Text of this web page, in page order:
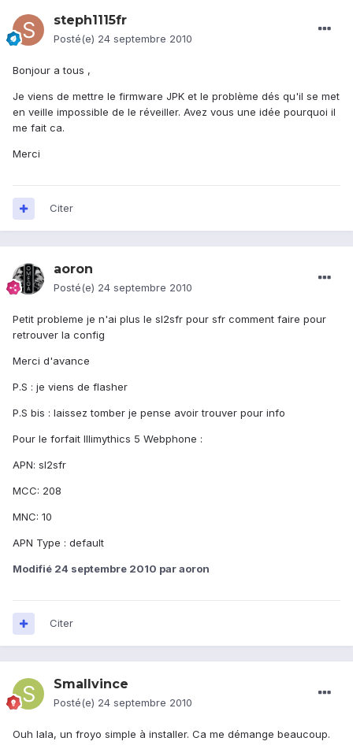
steph1115fr
Posté(e) 24 septembre 2010
Bonjour a tous ,
Je viens de mettre le firmware JPK et le problème dés qu'il se met
en veille impossible de le réveiller. Avez vous une idée pourquoi il
me fait ca.
Merci
Citer
aoron
Posté(e) 24 septembre 2010
Petit probleme je n'ai plus le sl2sfr pour sfr comment faire pour
retrouver la config
Merci d'avance
P.S : je viens de flasher
P.S bis : laissez tomber je pense avoir trouver pour info
Pour le forfait Illimythics 5 Webphone :
APN: sl2sfr
MCC: 208
MNC: 10
APN Type : default
Modifié 24 septembre 2010 par aoron
Citer
Smallvince
Posté(e) 24 septembre 2010
Ouh lala, un froyo simple à installer. Ca me démange beaucoup.